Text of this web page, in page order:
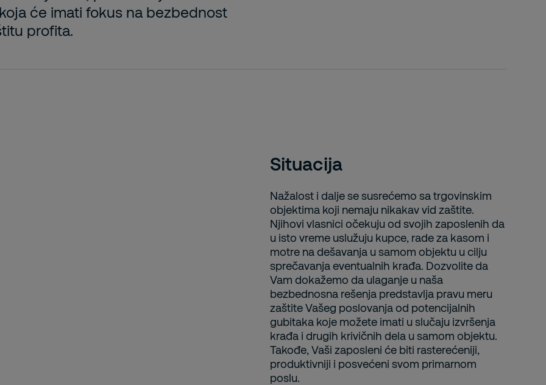
će imati fokus na bezbednost
profita.
Situacija
Nažalost i dalje se susrećemo sa trgovinskim
objektima koji nemaju nikakav vid zaštite.
Njihovi vlasnici očekuju od svojih zaposlenih da
u isto vreme uslužuju kupce, rade za kasom i
motre na dešavanja u samom objektu u cilju
sprečavanja eventualnih krađa. Dozvolite da
Vam dokažemo da ulaganje u naša
bezbednosna rešenja predstavlja pravu meru
zaštite Vašeg poslovanja od potencijalnih
gubitaka koje možete imati u slučaju izvršenja
krađa i drugih krivičnih dela u samom objektu.
Takođe, Vaši zaposleni će biti rasterećeniji,
produktivniji i posvećeni svom primarnom
poslu.